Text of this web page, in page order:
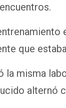
que
la misma
alternó